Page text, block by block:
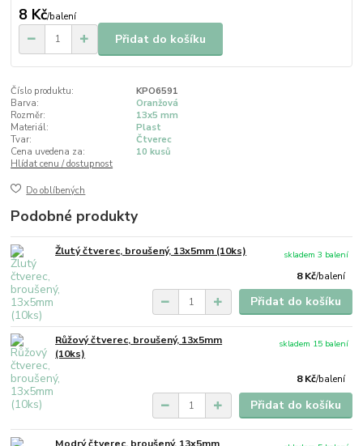
8 Kč/balení
Přidat do košíku
Číslo produktu:
KPO6591
Barva:
Oranžová
Rozměr:
13x5 mm
Materiál:
Plast
Tvar:
Čtverec
Cena uvedena za:
10 kusů
Hlídat cenu / dostupnost
Do oblíbených
Podobné produkty
Žlutý čtverec, broušený, 13x5mm (10ks)
8 Kč/balení
skladem 3 balení
Přidat do košíku
Růžový čtverec, broušený, 13x5mm
(10ks)
8 Kč/balení
skladem 15 balení
Přidat do košíku